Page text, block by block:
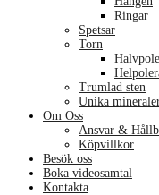
Ringar
Spetsar
Torn
Trumlad sten
Unika
Om Oss
Ansvar &
Köpvillkor
Besök oss
Boka videosamtal
Kontakta